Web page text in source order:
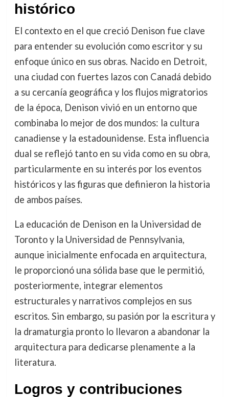
histórico
El contexto en el que creció Denison fue clave
para entender su evolución como escritor y su
enfoque único en sus obras. Nacido en Detroit,
una ciudad con fuertes lazos con Canadá debido
a su cercanía geográfica y los flujos migratorios
de la época, Denison vivió en un entorno que
combinaba lo mejor de dos mundos: la cultura
canadiense y la estadounidense. Esta influencia
dual se reflejó tanto en su vida como en su obra,
particularmente en su interés por los eventos
históricos y las figuras que definieron la historia
de ambos países.
La educación de Denison en la Universidad de
Toronto y la Universidad de Pennsylvania,
aunque inicialmente enfocada en arquitectura,
le proporcionó una sólida base que le permitió,
posteriormente, integrar elementos
estructurales y narrativos complejos en sus
escritos. Sin embargo, su pasión por la escritura y
la dramaturgia pronto lo llevaron a abandonar la
arquitectura para dedicarse plenamente a la
literatura.
Logros y contribuciones